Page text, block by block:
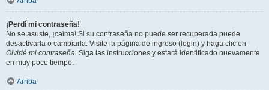
¡Perdí mi contraseña!
No se asuste, ¡calma! Si su contraseña no puede ser recuperada puede
desactivarla o cambiarla. Visite la página de ingreso (login) y haga clic en
Olvidé mi contraseña. Siga las instrucciones y estará identificado nuevamente
en muy poco tiempo.
Arriba